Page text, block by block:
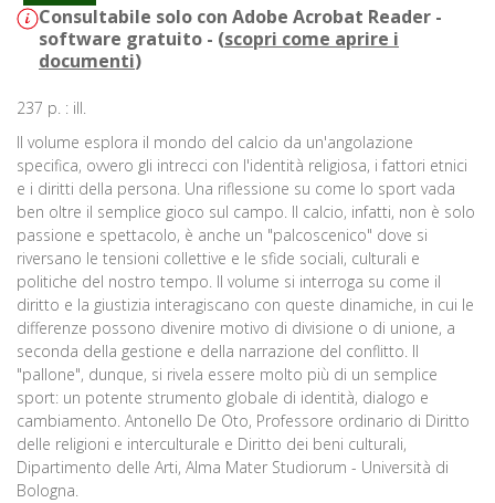
Consultabile solo con Adobe Acrobat Reader -
software gratuito - (scopri come aprire i
documenti)
237 p. : ill.
Il volume esplora il mondo del calcio da un'angolazione
specifica, ovvero gli intrecci con l'identità religiosa, i fattori etnici
e i diritti della persona. Una riflessione su come lo sport vada
ben oltre il semplice gioco sul campo. Il calcio, infatti, non è solo
passione e spettacolo, è anche un "palcoscenico" dove si
riversano le tensioni collettive e le sfide sociali, culturali e
politiche del nostro tempo. Il volume si interroga su come il
diritto e la giustizia interagiscano con queste dinamiche, in cui le
differenze possono divenire motivo di divisione o di unione, a
seconda della gestione e della narrazione del conflitto. Il
"pallone", dunque, si rivela essere molto più di un semplice
sport: un potente strumento globale di identità, dialogo e
cambiamento. Antonello De Oto, Professore ordinario di Diritto
delle religioni e interculturale e Diritto dei beni culturali,
Dipartimento delle Arti, Alma Mater Studiorum - Università di
Bologna.